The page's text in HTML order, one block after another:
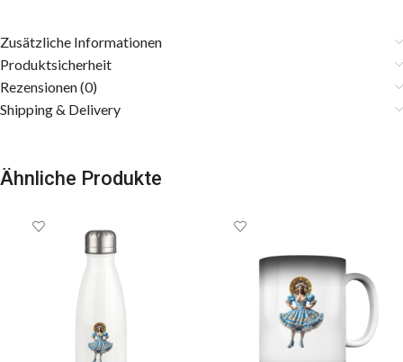
Zusätzliche Informationen
Produktsicherheit
Rezensionen (0)
Shipping & Delivery
Ähnliche Produkte